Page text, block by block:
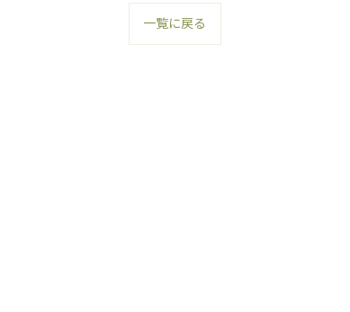
一覧に戻る